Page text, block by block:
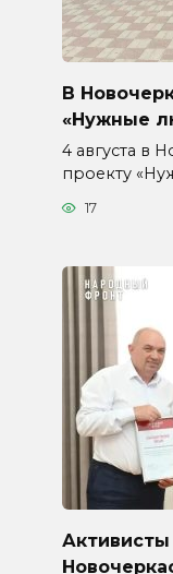
В
«Нужные
4 августа в
проекту
17